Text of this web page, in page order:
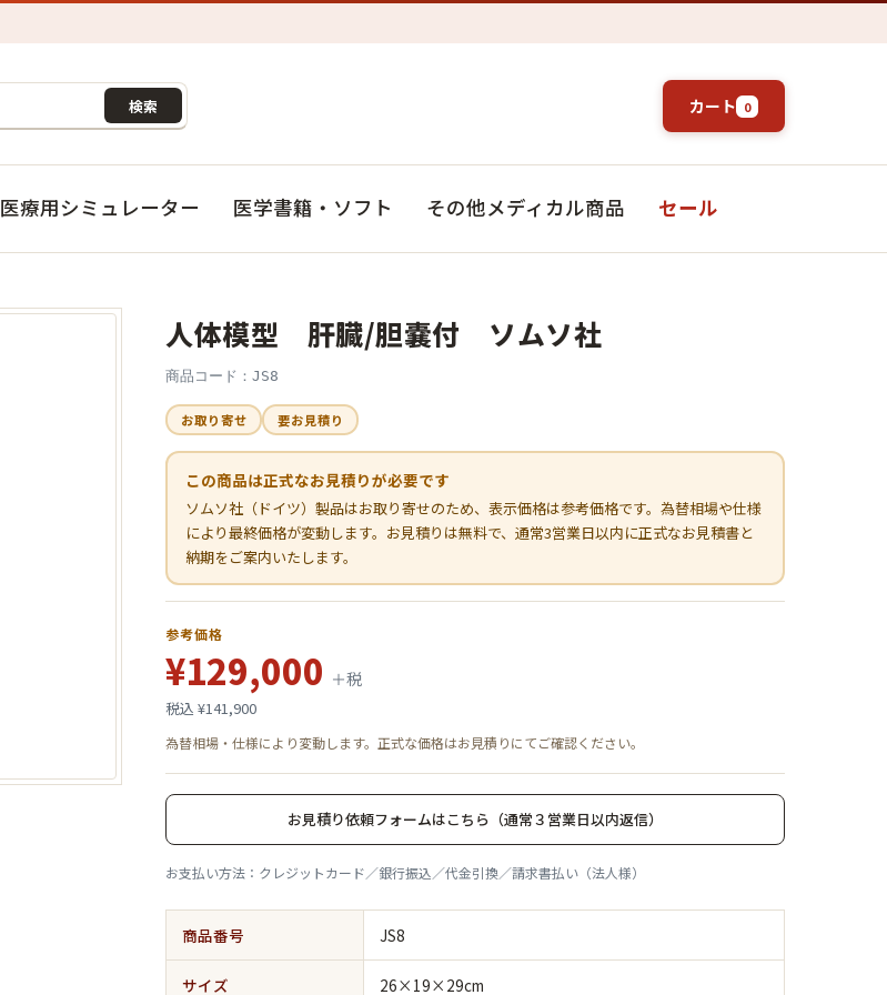
検索 カート 0
医療用シミュレーター 医学書籍・ソフト その他メディカル商品 セール
人体模型 肝臓/胆嚢付 ソムソ社
商品コード：JS8
お取り寄せ 要お見積り
この商品は正式なお見積りが必要です
ソムソ社（ドイツ）製品はお取り寄せのため、表示価格は参考価格です。為替相場や仕様
により最終価格が変動します。お見積りは無料で、通常3営業日以内に正式なお見積書と
納期をご案内いたします。
参考価格
¥129,000 ＋税
税込 ¥141,900
為替相場・仕様により変動します。正式な価格はお見積りにてご確認ください。
お見積り依頼フォームはこちら（通常３営業日以内返信）
お支払い方法：クレジットカード／銀行振込／代金引換／請求書払い（法人様）
商品番号 JS8
サイズ 26×19×29cm